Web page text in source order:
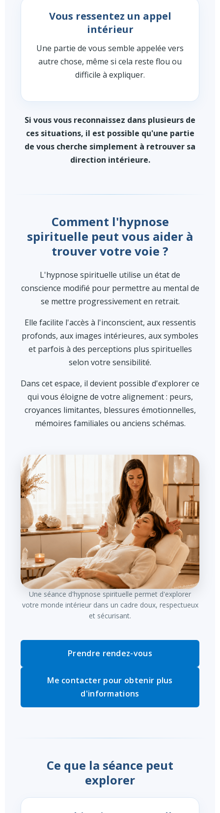
Vous ressentez un appel
intérieur
Une partie de vous semble appelée vers
autre chose, même si cela reste flou ou
difficile à expliquer.
Si vous vous reconnaissez dans plusieurs de
ces situations, il est possible qu'une partie
de vous cherche simplement à retrouver sa
direction intérieure.
Comment l'hypnose
spirituelle peut vous aider à
trouver votre voie ?
L'hypnose spirituelle utilise un état de
conscience modifié pour permettre au mental de
se mettre progressivement en retrait.
Elle facilite l'accès à l'inconscient, aux ressentis
profonds, aux images intérieures, aux symboles
et parfois à des perceptions plus spirituelles
selon votre sensibilité.
Dans cet espace, il devient possible d'explorer ce
qui vous éloigne de votre alignement : peurs,
croyances limitantes, blessures émotionnelles,
mémoires familiales ou anciens schémas.
Une séance d'hypnose spirituelle permet d'explorer
votre monde intérieur dans un cadre doux, respectueux
et sécurisant.
Prendre rendez-vous
Me contacter pour obtenir plus
d'informations
Ce que la séance peut
explorer